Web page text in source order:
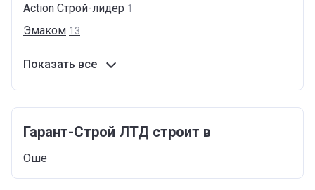
Action Cтрой-лидер 1
Эмаком 13
Показать все
Гарант-Строй ЛТД строит в
Оше